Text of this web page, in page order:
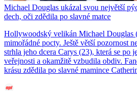
Michael Douglas ukázal svou největší
dech, oči zdědila po slavné matce
Hollywoodský velikán Michael Douglas
mimořádné pocty. Ještě větší pozornost
strhla jeho dcera Carys (23), která se po
veřejnosti a okamžitě vzbudila obdiv.
krásu zdědila po slavné mamince